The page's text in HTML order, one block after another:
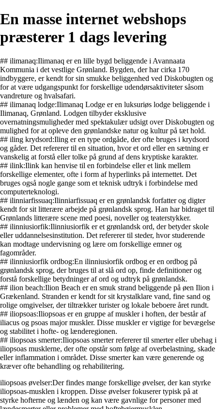
En masse internet webshops
præsterer 1 dags levering
## ilimanaq:Ilimanaq er en lille bygd beliggende i Avannaata
Kommunia i det vestlige Grønland. Bygden, der har cirka 170
indbyggere, er kendt for sin smukke beliggenhed ved Diskobugten og
for at være udgangspunkt for forskellige udendørsaktiviteter såsom
vandreture og hvalsafari.
## ilimanaq lodge:Ilimanaq Lodge er en luksuriøs lodge beliggende i
Ilimanaq, Grønland. Lodgen tilbyder eksklusive
overnatningsmuligheder med spektakulær udsigt over Diskobugten og
mulighed for at opleve den grønlandske natur og kultur på tæt hold.
## iling krydsord:Iling er en type ordgåde, der ofte bruges i krydsord
og gåder. Det refererer til en situation, hvor et ord eller en sætning er
vanskelig at forstå eller tolke på grund af dens kryptiske karakter.
## ilink:Ilink kan henvise til en forbindelse eller et link mellem
forskellige elementer, ofte i form af hyperlinks på internettet. Det
bruges også nogle gange som et teknisk udtryk i forbindelse med
computerteknologi.
## ilinniarfissuaq:Ilinniarfissuaq er en grønlandsk forfatter og digter
kendt for sit litterære arbejde på grønlandsk sprog. Han har bidraget til
Grønlands litterære scene med poesi, noveller og teaterstykker.
## ilinniusiorfik:Ilinniusiorfik er et grønlandsk ord, der betyder skole
eller uddannelsesinstitution. Det refererer til steder, hvor studerende
kan modtage undervisning og lære om forskellige emner og
fagområder.
## ilinniusiorfik ordbog:En ilinniusiorfik ordbog er en ordbog på
grønlandsk sprog, der bruges til at slå ord op, finde definitioner og
forstå forskellige betydninger af ord og udtryk på grønlandsk.
## ilion beach:Ilion Beach er en smuk strand beliggende på øen Ilion i
Grækenland. Stranden er kendt for sit krystalklare vand, fine sand og
rolige omgivelser, der tiltrækker turister og lokale beboere året rundt.
## iliopsoas:Iliopsoas er en gruppe af muskler i hoften, der består af
iliacus og psoas major muskler. Disse muskler er vigtige for bevægelse
og stabilitet i hofte- og lænderegionen.
## iliopsoas smerter:Iliopsoas smerter refererer til smerter eller ubehag i
iliopsoas musklerne, der ofte opstår som følge af overbelastning, skade
eller inflammation i området. Disse smerter kan være generende og
kræver ofte behandling og rehabilitering.
iliopsoas øvelser:Der findes mange forskellige øvelser, der kan styrke
iliopsoas-musklen i kroppen. Disse øvelser fokuserer typisk på at
styrke hofterne og lænden og kan være gavnlige for personer med